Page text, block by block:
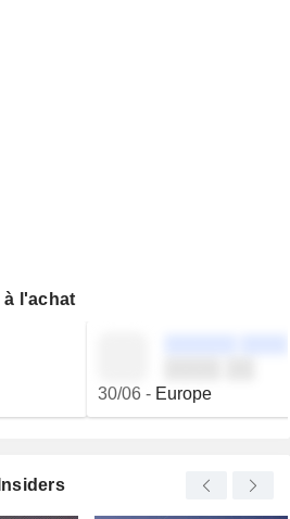
à l'achat
30/06- Europe